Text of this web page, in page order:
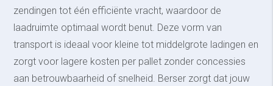
zendingen tot één efficiënte vracht, waardoor de
laadruimte optimaal wordt benut. Deze vorm van
transport is ideaal voor kleine tot middelgrote ladingen en
zorgt voor lagere kosten per pallet zonder concessies
aan betrouwbaarheid of snelheid. Berser zorgt dat jouw